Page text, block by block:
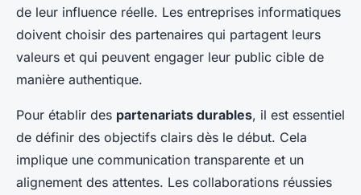
de leur influence réelle. Les entreprises informatiques
doivent choisir des partenaires qui partagent leurs
valeurs et qui peuvent engager leur public cible de
manière authentique.
Pour établir des partenariats durables, il est essentiel
de définir des objectifs clairs dès le début. Cela
implique une communication transparente et un
alignement des attentes. Les collaborations réussies